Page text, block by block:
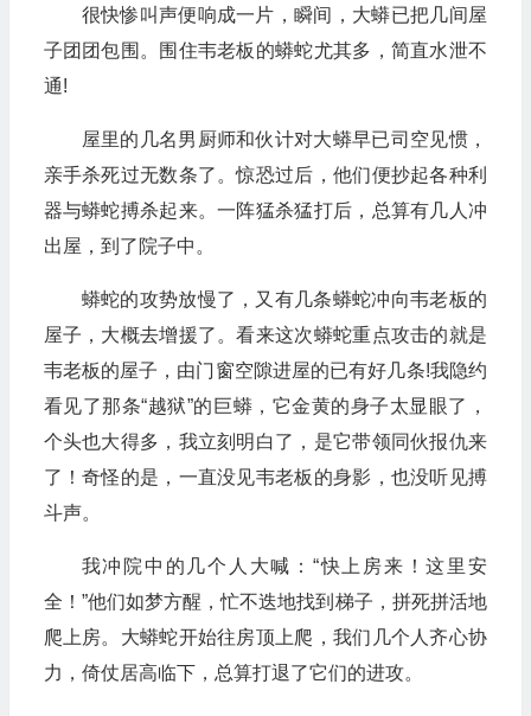
很快惨叫声便响成一片，瞬间，大蟒已把几间屋
子团团包围。围住韦老板的蟒蛇尤其多，简直水泄不
通!
屋里的几名男厨师和伙计对大蟒早已司空见惯，
亲手杀死过无数条了。惊恐过后，他们便抄起各种利
器与蟒蛇搏杀起来。一阵猛杀猛打后，总算有几人冲
出屋，到了院子中。
蟒蛇的攻势放慢了，又有几条蟒蛇冲向韦老板的
屋子，大概去增援了。看来这次蟒蛇重点攻击的就是
韦老板的屋子，由门窗空隙进屋的已有好几条!我隐约
看见了那条“越狱”的巨蟒，它金黄的身子太显眼了，
个头也大得多，我立刻明白了，是它带领同伙报仇来
了！奇怪的是，一直没见韦老板的身影，也没听见搏
斗声。
我冲院中的几个人大喊：“快上房来！这里安
全！”他们如梦方醒，忙不迭地找到梯子，拼死拼活地
爬上房。大蟒蛇开始往房顶上爬，我们几个人齐心协
力，倚仗居高临下，总算打退了它们的进攻。